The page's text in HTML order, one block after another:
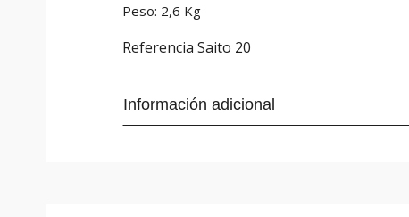
Peso: 2,6 Kg
Referencia Saito 20
Información adicional